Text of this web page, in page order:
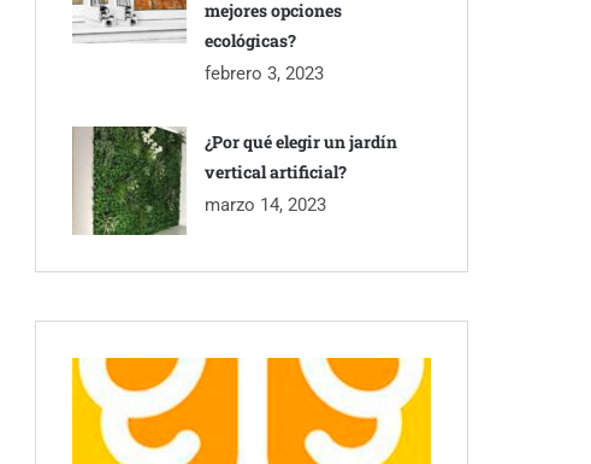
mejores opciones
ecológicas?
febrero 3, 2023
¿Por qué elegir un jardín
vertical artificial?
marzo 14, 2023